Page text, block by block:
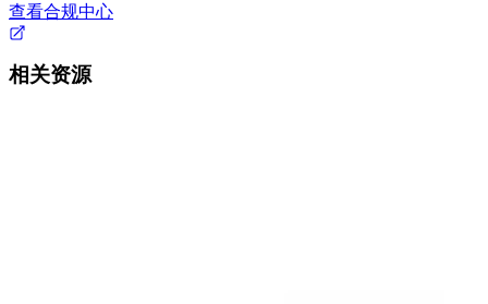
查看合规中心
相关资源